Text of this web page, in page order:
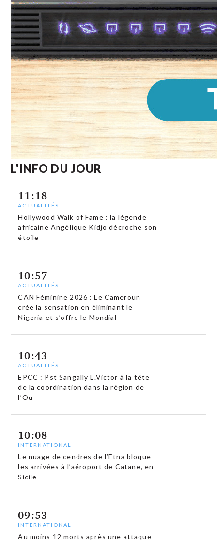
L'INFO DU JOUR
11:18
ACTUALITÉS
Hollywood Walk of Fame : la légende
africaine Angélique Kidjo décroche son
étoile
10:57
ACTUALITÉS
CAN Féminine 2026 : Le Cameroun
crée la sensation en éliminant le
Nigeria et s’offre le Mondial
10:43
ACTUALITÉS
EPCC : Pst Sangally L.Victor à la tête
de la coordination dans la région de
l’Ou
10:08
INTERNATIONAL
Le nuage de cendres de l’Etna bloque
les arrivées à l’aéroport de Catane, en
Sicile
09:53
INTERNATIONAL
Au moins 12 morts après une attaque